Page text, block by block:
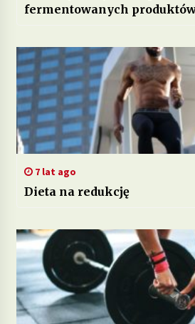
fermentowanych
7 lat ago
Dieta na redukcję